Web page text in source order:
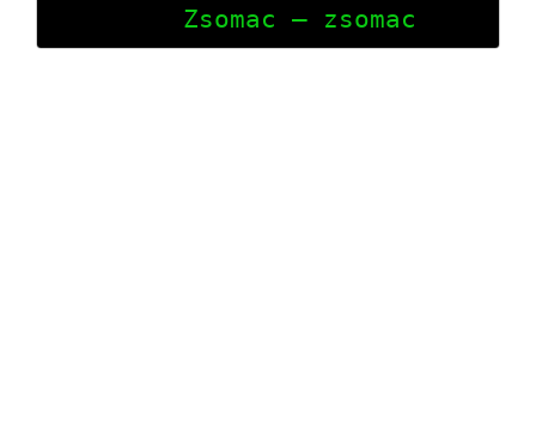
    Zsomac – zsomac